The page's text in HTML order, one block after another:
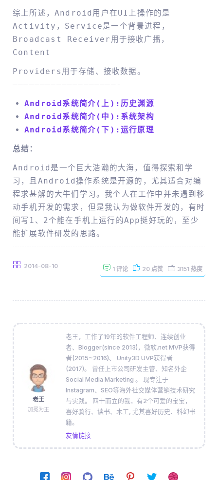
综上所述，Android用户在UI上操作的是
Activity，Service是一个背景进程，
Broadcast Receiver用于接收广播，
Content
Providers用于存储、接收数据。
———————————————————-
Android系统简介(上):历史渊源
Android系统简介(中):系统架构
Android系统简介(下):运行原理
总结：
Android是一个巨大浩瀚的大海，值得探索和学
习，且Android操作系统是开源的，尤其适合对编
程求甚解的大牛们学习。我个人在工作中并未遇到移
动手机开发的需求，但是我认为做软件开发的，有时
间写1、2个能在手机上运行的App挺好玩的，至少
能扩展软件研发的思路。
2014-08-10 1 评论 20 点赞 3151 热度
老王
加冕为王
老王，工作了19年的软件工程师、连续创业
者、Blogger(since 2013)，微软.net MVP获得
者(2015~2016)、 Unity3D UVP获得者
(2017)。 曾任上市公司研发主管、知名外企
Social Media Marketing 。 现专注于
Instagram、SEO等海外社交媒体营销技术研究
与实践。 四十而立的我，有2个可爱的宝宝，
喜好骑行、读书、木工, 尤其喜好历史、科幻书
籍。
友情链接